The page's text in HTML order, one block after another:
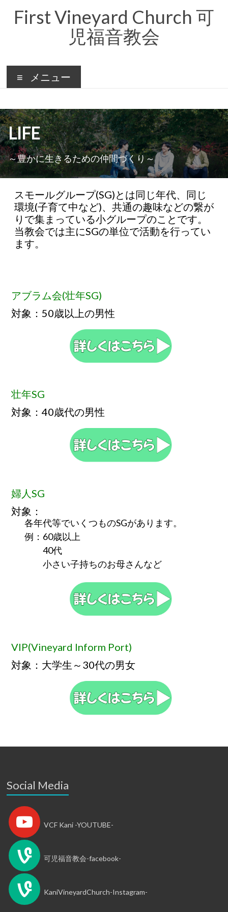
ス
ッ
First Vineyard Church 可
児福音教会
メニュー
LIFE
～豊かに生きるための仲間づくり～
スモールグループ(SG)とは同じ年代、同じ
環境(子育て中など)、共通の趣味などの繋が
りで集まっている小グループのことです。
当教会では主にSGの単位で活動を行ってい
ます。
アブラム会(壮年SG)
対象：50歳以上の男性
壮年SG
対象：40歳代の男性
婦人SG
対象：
各年代等でいくつものSGがあります。
例：60歳以上
40代
小さい子持ちのお母さんなど
VIP(Vineyard Inform Port)
対象：大学生～30代の男女
Social Media
VCF Kani -YOUTUBE-
可児福音教会-facebook-
KaniVineyardChurch-Instagram-